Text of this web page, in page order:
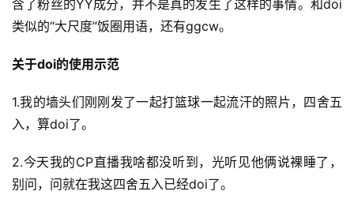
感
问
答
快
含了粉丝的YY成分，并不是真的发生了这样的事情。和doi
类似的“大尺度”饭圈用语，还有ggcw。
关于doi的使用示范
1.我的墙头们刚刚发了一起打篮球一起流汗的照片，四舍五
入，算doi了。
2.今天我的CP直播我啥都没听到，光听见他俩说裸睡了，
别问，问就在我这四舍五入已经doi了。